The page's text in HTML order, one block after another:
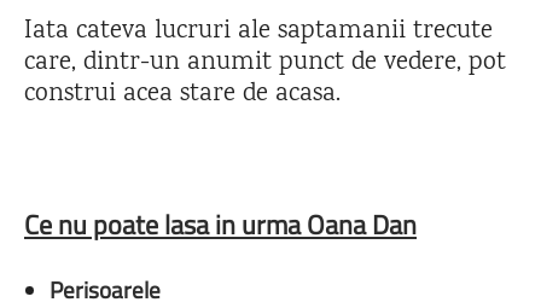
Iata cateva lucruri ale saptamanii trecute
care, dintr-un anumit punct de vedere, pot
construi acea stare de acasa.
Ce nu poate lasa in urma Oana Dan
Perisoarele